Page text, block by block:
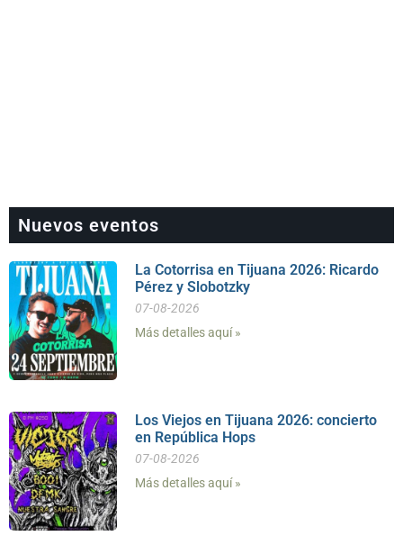
Nuevos eventos
La Cotorrisa en Tijuana 2026: Ricardo
Pérez y Slobotzky
07-08-2026
Más detalles aquí »
Los Viejos en Tijuana 2026: concierto
en República Hops
07-08-2026
Más detalles aquí »